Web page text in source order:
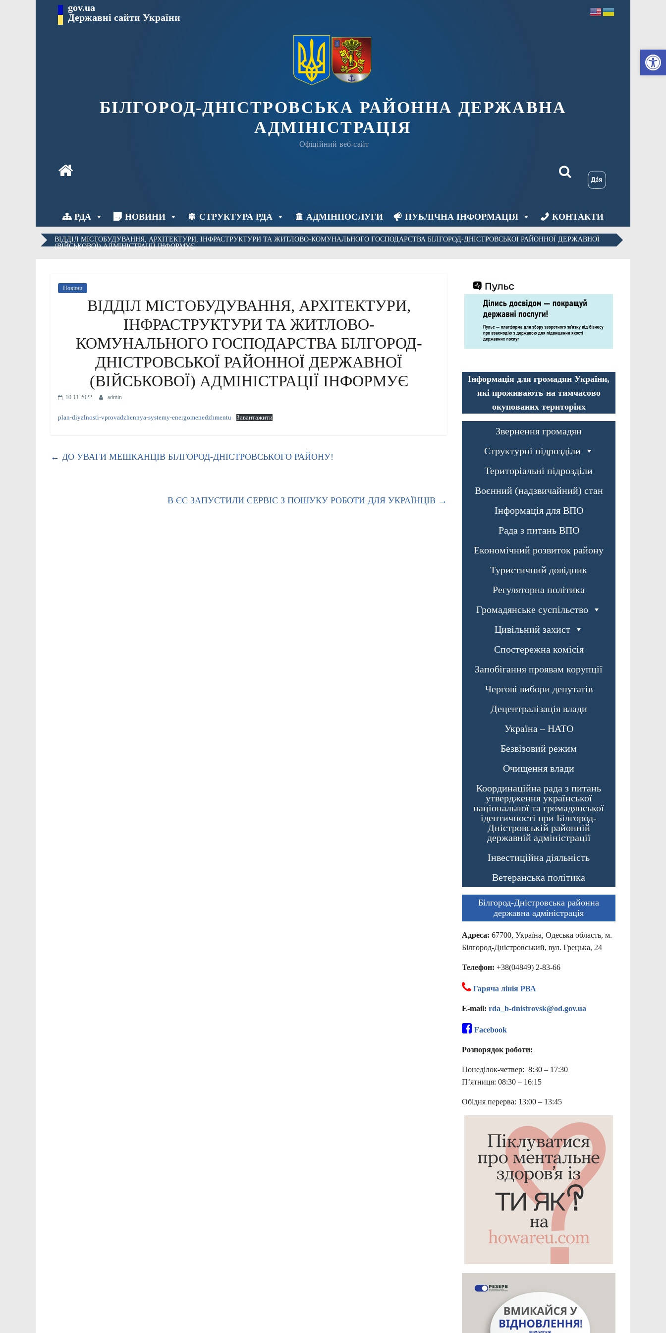
gov.ua
Державні сайти України
БІЛГОРОД-ДНІСТРОВСЬКА РАЙОННА ДЕРЖАВНА
АДМІНІСТРАЦІЯ
Офіційний веб-сайт
РДА НОВИНИ СТРУКТУРА РДА АДМІНПОСЛУГИ ПУБЛІЧНА ІНФОРМАЦІЯ КОНТАКТИ
ВІДДІЛ МІСТОБУДУВАННЯ, АРХІТЕКТУРИ, ІНФРАСТРУКТУРИ ТА ЖИТЛОВО-КОМУНАЛЬНОГО ГОСПОДАРСТВА БІЛГОРОД-ДНІСТРОВСЬКОЇ РАЙОННОЇ ДЕРЖАВНОЇ
(ВІЙСЬКОВОЇ) АДМІНІСТРАЦІЇ ІНФОРМУЄ
Новини
ВІДДІЛ МІСТОБУДУВАННЯ, АРХІТЕКТУРИ,
ІНФРАСТРУКТУРИ ТА ЖИТЛОВО-
КОМУНАЛЬНОГО ГОСПОДАРСТВА БІЛГОРОД-
ДНІСТРОВСЬКОЇ РАЙОННОЇ ДЕРЖАВНОЇ
(ВІЙСЬКОВОЇ) АДМІНІСТРАЦІЇ ІНФОРМУЄ
10.11.2022 admin
plan-diyalnosti-vprovadzhennya-systemy-energomenedzhmentu Завантажити
← ДО УВАГИ МЕШКАНЦІВ БІЛГОРОД-ДНІСТРОВСЬКОГО РАЙОНУ!
В ЄС ЗАПУСТИЛИ СЕРВІС З ПОШУКУ РОБОТИ ДЛЯ УКРАЇНЦІВ →
Інформація для громадян України,
які проживають на тимчасово
окупованих територіях
Звернення громадян
Структурні підрозділи
Територіальні підрозділи
Воєнний (надзвичайний) стан
Інформація для ВПО
Рада з питань ВПО
Економічний розвиток району
Туристичний довідник
Регуляторна політика
Громадянське суспільство
Цивільний захист
Спостережна комісія
Запобігання проявам корупції
Чергові вибори депутатів
Децентралізація влади
Україна – НАТО
Безвізовий режим
Очищення влади
Координаційна рада з питань
утвердження української
національної та громадянської
ідентичності при Білгород-
Дністровській районній
державній адміністрації
Інвестиційна діяльність
Ветеранська політика
Білгород-Дністровська районна
державна адміністрація
Адреса: 67700, Україна, Одеська область, м.
Білгород-Дністровський, вул. Грецька, 24
Телефон: +38(04849) 2-83-66
Гаряча лінія РВА
E-mail: rda_b-dnistrovsk@od.gov.ua
Facebook
Розпорядок роботи:
Понеділок-четвер: 8:30 – 17:30
П’ятниця: 08:30 – 16:15
Обідня перерва: 13:00 – 13:45